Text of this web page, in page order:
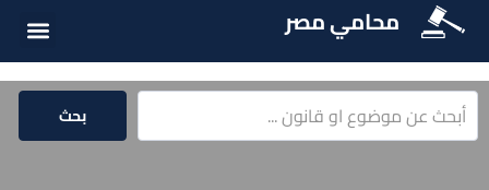
محامي مصر
بحث